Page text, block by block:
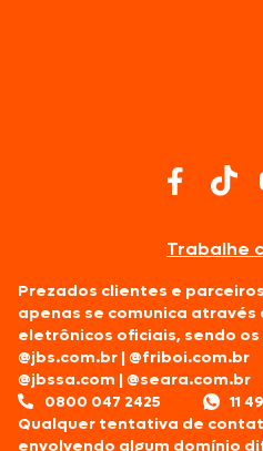
Trabalhe
Prezados clientes e
apenas se comunica através
eletrônicos oficiais, sendo
@jbs.com.br |@friboi.com.br
@jbssa.com |@seara.com.br
0800 047 2425
11
Qualquer tentativa de
envolvendo algum domínio